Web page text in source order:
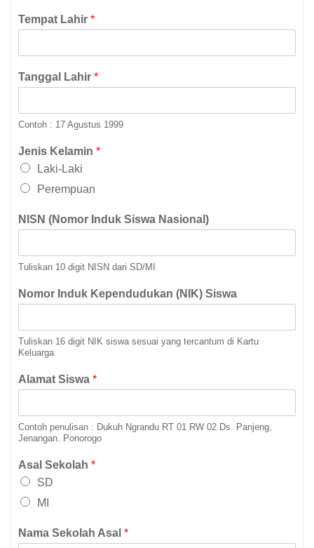
Tempat Lahir *
Tanggal Lahir *
Contoh : 17 Agustus 1999
Jenis Kelamin *
Laki-Laki
Perempuan
NISN (Nomor Induk Siswa Nasional)
Tuliskan 10 digit NISN dari SD/MI
Nomor Induk Kependudukan (NIK) Siswa
Tuliskan 16 digit NIK siswa sesuai yang tercantum di Kartu
Keluarga
Alamat Siswa *
Contoh penulisan : Dukuh Ngrandu RT 01 RW 02 Ds. Panjeng,
Jenangan. Ponorogo
Asal Sekolah *
SD
MI
Nama Sekolah Asal *